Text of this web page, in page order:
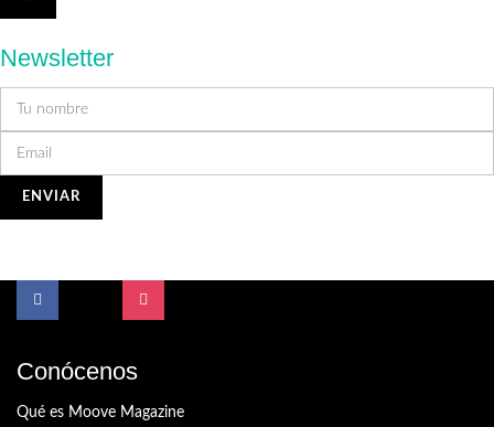
Newsletter
Conócenos
Qué es Moove Magazine